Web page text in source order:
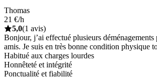
Thomas
21 €/h
5,0(1 avis)
Bonjour, j’ai effectué plusieurs déménagements
amis. Je suis en très bonne condition physique
Habitué aux charges lourdes
Honnêteté et intégrité
Ponctualité et fiabilité